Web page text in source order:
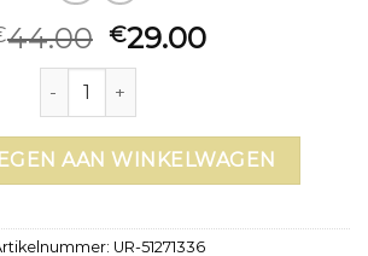
44.00 €29.00
rugzak handtas aantal
AAN WINKELWAGEN
UR-51271336